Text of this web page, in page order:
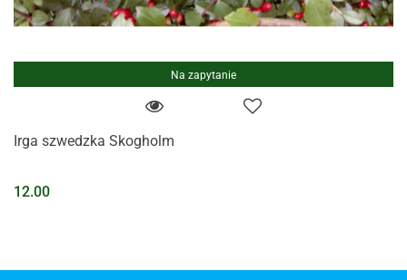
Na zapytanie
Irga szwedzka Skogholm
12.00